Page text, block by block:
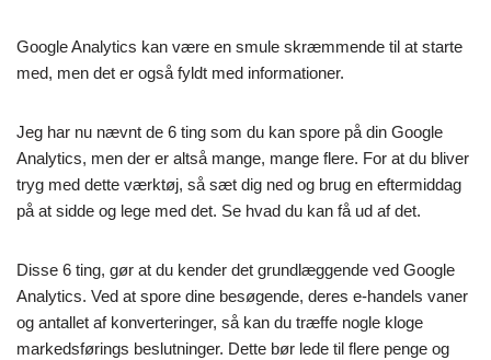
Google Analytics kan være en smule skræmmende til at starte
med, men det er også fyldt med informationer.
Jeg har nu nævnt de 6 ting som du kan spore på din Google
Analytics, men der er altså mange, mange flere. For at du bliver
tryg med dette værktøj, så sæt dig ned og brug en eftermiddag
på at sidde og lege med det. Se hvad du kan få ud af det.
Disse 6 ting, gør at du kender det grundlæggende ved Google
Analytics. Ved at spore dine besøgende, deres e-handels vaner
og antallet af konverteringer, så kan du træffe nogle kloge
markedsførings beslutninger. Dette bør lede til flere penge og